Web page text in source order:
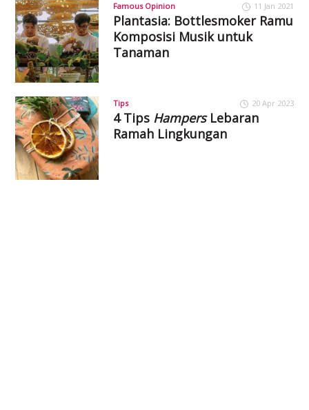
Famous Opinion 11 Jan 2021
Plantasia: Bottlesmoker Ramu
Komposisi Musik untuk
Tanaman
Tips 20 Apr 2023
4 Tips HampersLebaran
Ramah Lingkungan